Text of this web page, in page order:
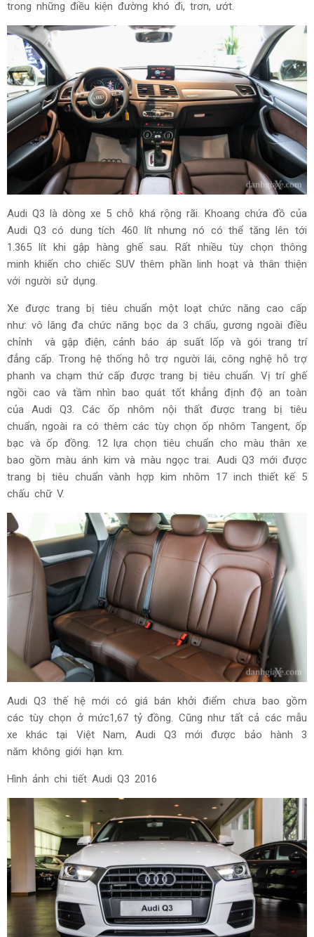
trong những điều kiện đường khó đi, trơn, ướt.
Audi Q3 là dòng xe 5 chỗ khá rộng rãi. Khoang chứa đồ của
Audi Q3 có dung tích 460 lít nhưng nó có thể tăng lên tới
1.365 lít khi gập hàng ghế sau. Rất nhiều tùy chọn thông
minh khiến cho chiếc SUV thêm phần linh hoạt và thân thiện
với người sử dụng.
Xe được trang bị tiêu chuẩn một loạt chức năng cao cấp
như: vô lăng đa chức năng bọc da 3 chấu, gương ngoài điều
chỉnh và gập điện, cảnh báo áp suất lốp và gói trang trí
đẳng cấp. Trong hệ thống hỗ trợ người lái, công nghệ hỗ trợ
phanh va chạm thứ cấp được trang bị tiêu chuẩn. Vị trí ghế
ngồi cao và tầm nhìn bao quát tốt khẳng định độ an toàn
của Audi Q3. Các ốp nhôm nội thất được trang bị tiêu
chuẩn, ngoài ra có thêm các tùy chọn ốp nhôm Tangent, ốp
bạc và ốp đồng. 12 lựa chọn tiêu chuẩn cho màu thân xe
bao gồm màu ánh kim và màu ngọc trai. Audi Q3 mới được
trang bị tiêu chuẩn vành hợp kim nhôm 17 inch thiết kế 5
chấu chữ V.
Audi Q3 thế hệ mới có giá bán khởi điểm chưa bao gồm
các tùy chọn ở mức1,67 tỷ đồng. Cũng như tất cả các mẫu
xe khác tại Việt Nam, Audi Q3 mới được bảo hành 3
năm không giới hạn km.
Hình ảnh chi tiết Audi Q3 2016